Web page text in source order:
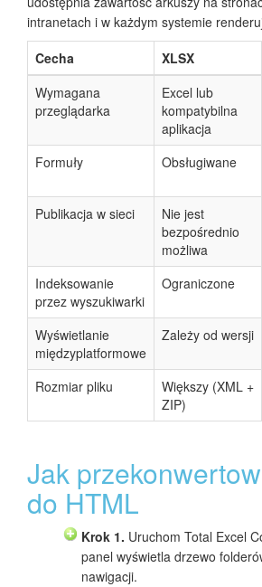
intranetach i w każdym systemie
Cecha
XLSX
Wymagana
przeglądarka
Excel lub
kompatybilna
aplikacja
Formuły
Obsługiwane
Publikacja w sieci
Nie jest
bezpośrednio
możliwa
Indeksowanie
przez wyszukiwarki
Ograniczone
Wyświetlanie
międzyplatformowe
Zależy od wersji
Rozmiar pliku
Większy (XML +
ZIP)
Jak
do HTML
Krok 1. Uruchom Total Excel
panel wyświetla drzewo
nawigacji.